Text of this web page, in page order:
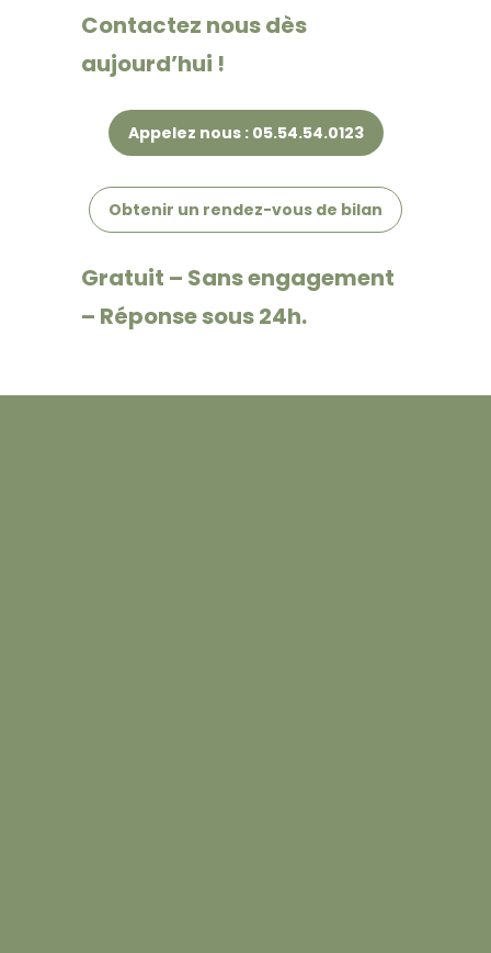
Contactez nous dès
aujourd’hui !
Appelez nous : 05.54.54.0123
Obtenir un rendez-vous de bilan
Gratuit – Sans engagement
– Réponse sous 24h.